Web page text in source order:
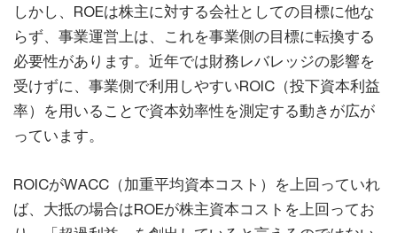
しかし、ROEは株主に対する会社としての目標に他な
らず、事業運営上は、これを事業側の目標に転換する
必要性があります。近年では財務レバレッジの影響を
受けずに、事業側で利用しやすいROIC（投下資本利益
率）を用いることで資本効率性を測定する動きが広が
っています。
ROICがWACC（加重平均資本コスト）を上回っていれ
ば、大抵の場合はROEが株主資本コストを上回ってお